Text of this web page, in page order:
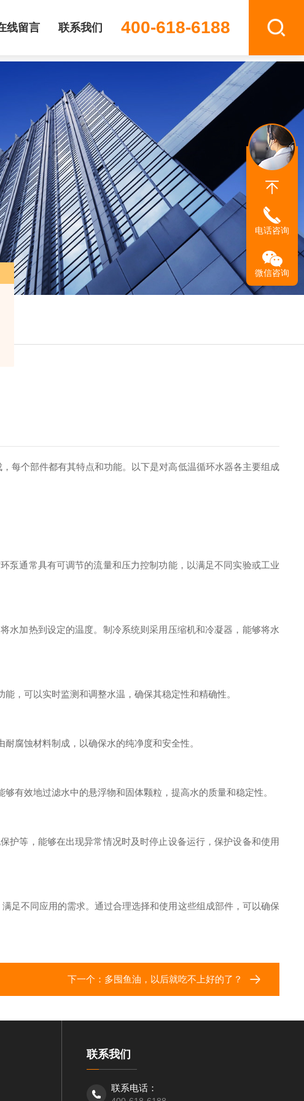
400-618-6188
线留言 联系我们
个部件都有其特点和功能。以下是对高低温循环水器各主要组成
通常具有可调节的流量和压力控制功能，以满足不同实验或工业
加热到设定的温度。制冷系统则采用压缩机和冷凝器，能够将水
，可以实时监测和调整水温，确保其稳定性和精确性。
腐蚀材料制成，以确保水的纯净度和安全性。
效地过滤水中的悬浮物和固体颗粒，提高水的质量和稳定性。
等，能够在出现异常情况时及时停止设备运行，保护设备和使用
不同应用的需求。通过合理选择和使用这些组成部件，可以确保
下一个： 多囤鱼油，以后就吃不上好的了？
联系我们
联系电话：
电话咨询
微信咨询